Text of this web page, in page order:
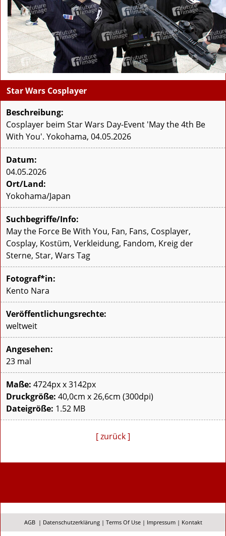
Star Wars Cosplayer
Beschreibung:
Cosplayer beim Star Wars Day-Event 'May the 4th Be
With You'. Yokohama, 04.05.2026
Datum:
04.05.2026
Ort/Land:
Yokohama/Japan
Suchbegriffe/Info:
May the Force Be With You, Fan, Fans, Cosplayer,
Cosplay, Kostüm, Verkleidung, Fandom, Kreig der
Sterne, Star, Wars Tag
Fotograf*in:
Kento Nara
Veröffentlichungsrechte:
weltweit
Angesehen:
23 mal
Maße: 4724px x 3142px
Druckgröße: 40,0cm x 26,6cm (300dpi)
Dateigröße: 1.52 MB
[ zurück ]
AGB | Datenschutzerklärung| Terms Of Use| Impressum| Kontakt